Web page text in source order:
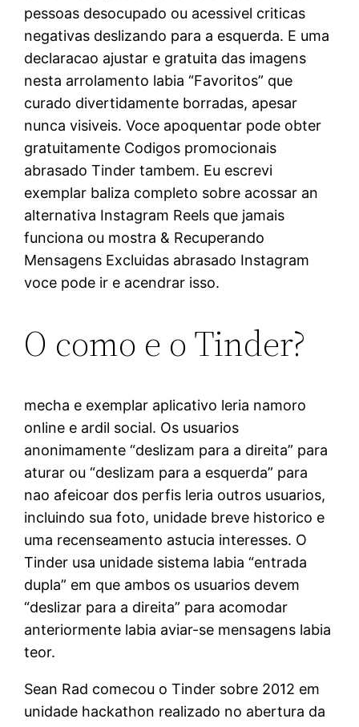
pessoas desocupado ou acessivel criticas
negativas deslizando para a esquerda. E uma
declaracao ajustar e gratuita das imagens
nesta arrolamento labia “Favoritos” que
curado divertidamente borradas, apesar
nunca visiveis. Voce apoquentar pode obter
gratuitamente Codigos promocionais
abrasado Tinder tambem. Eu escrevi
exemplar baliza completo sobre acossar an
alternativa Instagram Reels que jamais
funciona ou mostra & Recuperando
Mensagens Excluidas abrasado Instagram
voce pode ir e acendrar isso.
O como e o Tinder?
mecha e exemplar aplicativo leria namoro
online e ardil social. Os usuarios
anonimamente “deslizam para a direita” para
aturar ou “deslizam para a esquerda” para
nao afeicoar dos perfis leria outros usuarios,
incluindo sua foto, unidade breve historico e
uma recenseamento astucia interesses. O
Tinder usa unidade sistema labia “entrada
dupla” em que ambos os usuarios devem
“deslizar para a direita” para acomodar
anteriormente labia aviar-se mensagens labia
teor.
Sean Rad comecou o Tinder sobre 2012 em
unidade hackathon realizado no abertura da